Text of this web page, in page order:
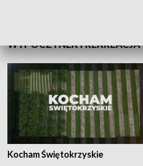
WYPOCZYNEK I REKREACJA
Kocham Świętokrzyskie